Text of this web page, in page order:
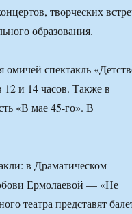
творческих
образования.
спектакль
и 14 часов. Также в
«В мае 45-го». В
в Драматическом
Ермолаевой — «Не
театра представят